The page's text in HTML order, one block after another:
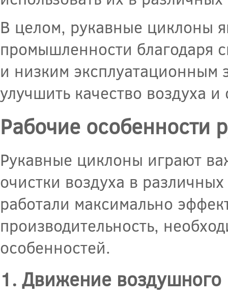
В целом, рукавные циклоны
промышленности благодаря
и низким эксплуатационным
улучшить качество воздуха
Рабочие особенности
Рукавные циклоны играют
очистки воздуха в
работали максимально
производительность,
особенностей.
1. Движение воздушного